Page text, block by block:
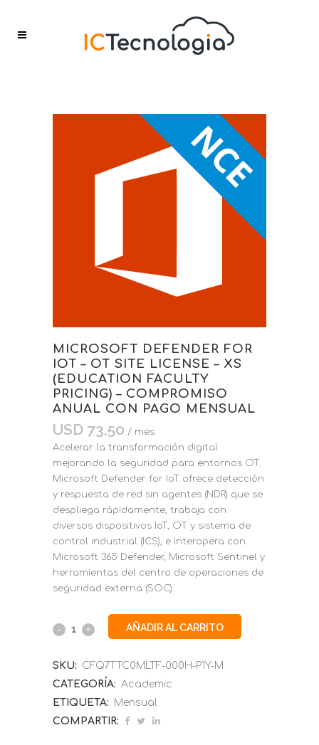
MICROSOFT DEFENDER FOR
IOT – OT SITE LICENSE – XS
(EDUCATION FACULTY
PRICING) – COMPROMISO
ANUAL CON PAGO MENSUAL
USD 73,50 / mes
Acelerar la transformación digital
mejorando la seguridad para entornos OT.
Microsoft Defender for IoT ofrece detección
y respuesta de red sin agentes (NDR) que se
despliega rápidamente, trabaja con
diversos dispositivos IoT, OT y sistema de
control industrial (ICS), e interopera con
Microsoft 365 Defender, Microsoft Sentinel y
herramientas del centro de operaciones de
seguridad externa (SOC).
AÑADIR AL CARRITO
SKU: CFQ7TTC0MLTF-000H-P1Y-M
CATEGORÍA: Academic
ETIQUETA: Mensual
COMPARTIR: